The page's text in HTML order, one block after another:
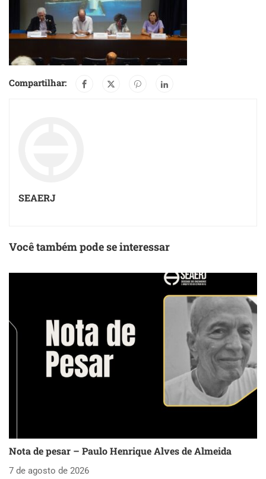
Compartilhar:
SEAERJ
Você também pode se interessar
Nota de pesar – Paulo Henrique Alves de Almeida
7 de agosto de 2026